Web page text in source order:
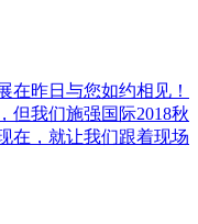
在昨日与您如约相见！
但我们施强国际2018秋
在，就让我们跟着现场